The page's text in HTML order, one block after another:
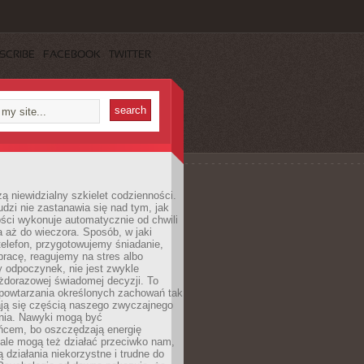
FACEBOOK TWITTER
niewidzialny szkielet codzienności.
nie zastanawia się nad tym, jak
wykonuje automatycznie od chwili
aż do wieczora. Sposób, w jaki
przygotowujemy śniadanie,
reagujemy na stres albo
odpoczynek, nie jest zwykle
świadomej decyzji. To
określonych zachowań tak
się częścią naszego zwyczajnego
Nawyki mogą być
bo oszczędzają energię
mogą też działać przeciwko nam,
działania niekorzystne i trudne do